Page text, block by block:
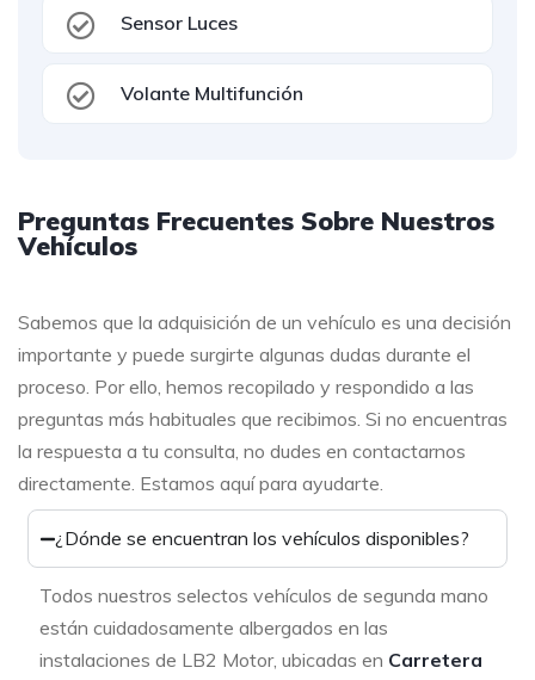
Sensor Luces
Volante Multifunción
Preguntas Frecuentes Sobre Nuestros
Vehículos
Sabemos que la adquisición de un vehículo es una decisión
importante y puede surgirte algunas dudas durante el
proceso. Por ello, hemos recopilado y respondido a las
preguntas más habituales que recibimos. Si no encuentras
la respuesta a tu consulta, no dudes en contactarnos
directamente. Estamos aquí para ayudarte.
¿Dónde se encuentran los vehículos disponibles?
Todos nuestros selectos vehículos de segunda mano
están cuidadosamente albergados en las
instalaciones de LB2 Motor, ubicadas en Carretera